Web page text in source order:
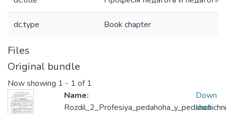
dc.type Book chapter
Files
Original bundle
Now showing 1 - 1 of 1
Name:
Down
load